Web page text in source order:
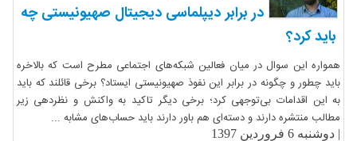
در برابر دیپلماسی دیجیتال صهیونیستی چه
باید کرد؟
همواره این سوال در میان فعالین شبکه‌های اجتماعی مطرح است که بالاخره
باید چطور و چگونه در برابر این نفوذ صهیونیستی ایستاد؟ برخی قائلند که باید
به این اقدامات بی‌توجهی کرد؛ برخی دیگر تاکید به واکنش و نظردهی زیر
مطالب منتشره دارند و دسته‌ای هم باور دارند باید حساب‌های مشابه ...
| دوشنبه 6 فروردین 1397